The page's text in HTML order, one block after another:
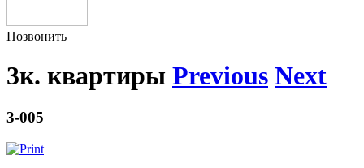
Позвонить
3к. квартиры Previous Next
3-005